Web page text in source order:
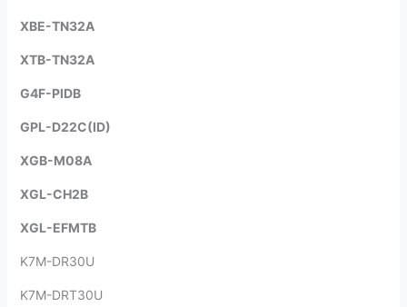
XBE-TN32A
XTB-TN32A
G4F-PIDB
GPL-D22C(ID)
XGB-M08A
XGL-CH2B
XGL-EFMTB
K7M-DR30U
K7M-DRT30U